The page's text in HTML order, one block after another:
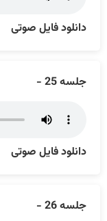
دانلود فایل صوتی
جلسه 25 -
دانلود فایل صوتی
جلسه 26 -